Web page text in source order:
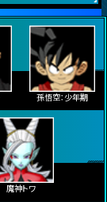
孫悟空：少年期
魔神トワ